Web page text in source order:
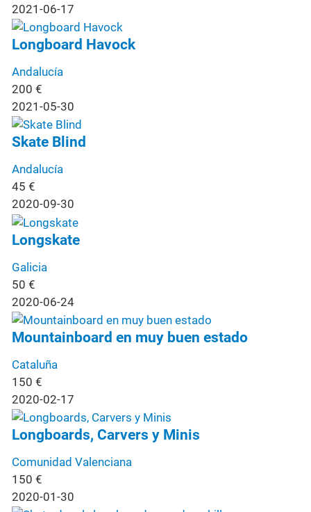
2021-06-17
Longboard Havock
Andalucía
200 €
2021-05-30
Skate Blind
Andalucía
45 €
2020-09-30
Longskate
Galicia
50 €
2020-06-24
Mountainboard en muy buen estado
Cataluña
150 €
2020-02-17
Longboards, Carvers y Minis
Comunidad Valenciana
150 €
2020-01-30